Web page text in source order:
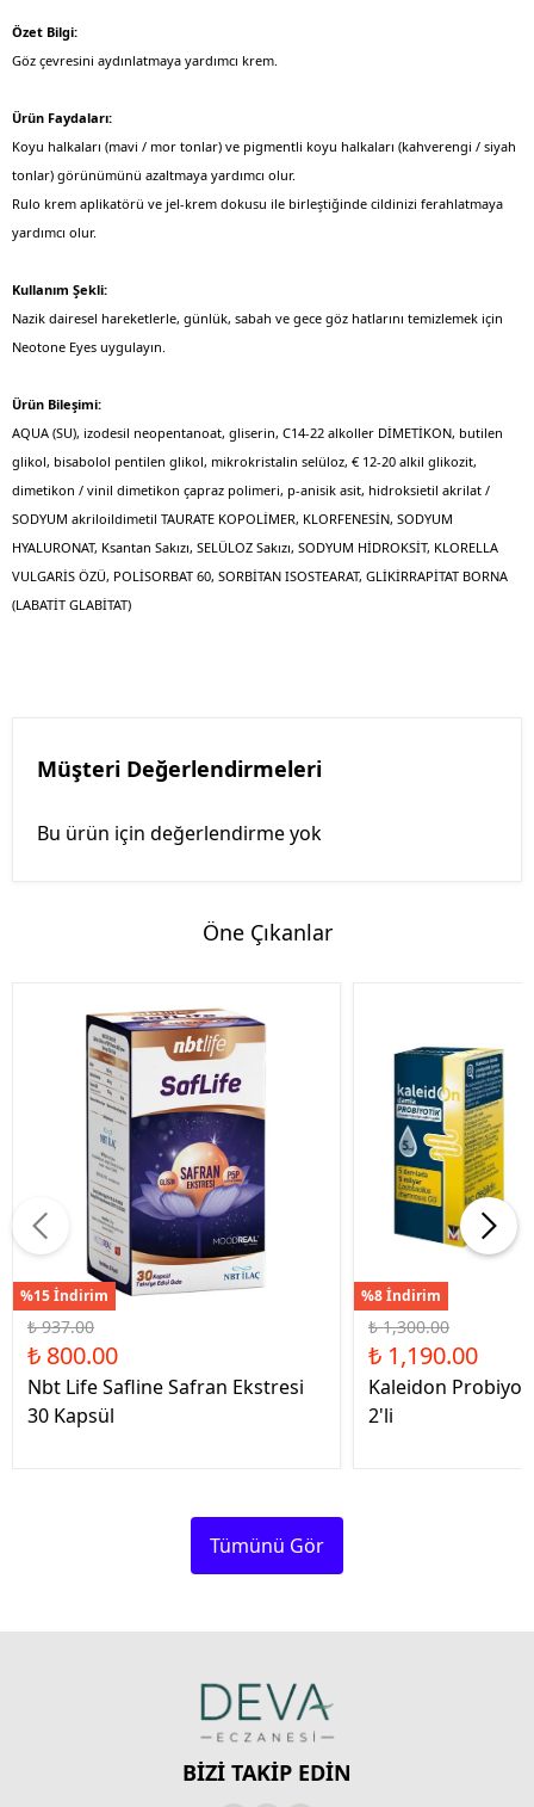
Özet Bilgi:
Göz çevresini aydınlatmaya yardımcı krem.
Ürün Faydaları:
Koyu halkaları (mavi / mor tonlar) ve pigmentli koyu halkaları (kahverengi / siyah
tonlar) görünümünü azaltmaya yardımcı olur.
Rulo krem ​​aplikatörü ve jel-krem dokusu ile birleştiğinde cildinizi ferahlatmaya
yardımcı olur.
Kullanım Şekli:
Nazik dairesel hareketlerle, günlük, sabah ve gece göz hatlarını temizlemek için
Neotone Eyes uygulayın.
Ürün Bileşimi:
AQUA (SU), izodesil neopentanoat, gliserin, C14-22 alkoller DİMETİKON, butilen
glikol, bisabolol pentilen glikol, mikrokristalin selüloz, € 12-20 alkil glikozit,
dimetikon / vinil dimetikon çapraz polimeri, p-anisik asit, hidroksietil akrilat /
SODYUM akriloildimetil TAURATE KOPOLİMER, KLORFENESİN, SODYUM
HYALURONAT, Ksantan Sakızı, SELÜLOZ Sakızı, SODYUM HİDROKSİT, KLORELLA
VULGARİS ÖZÜ, POLİSORBAT 60, SORBİTAN ISOSTEARAT, GLİKİRRAPİTAT BORNA
(LABATİT GLABİTAT)
Müşteri Değerlendirmeleri
Bu ürün için değerlendirme yok
Öne Çıkanlar
%15 İndirim
₺ 937.00
₺ 800.00
Nbt Life Safline Safran Ekstresi
30 Kapsül
%8 İndirim
₺ 1,300.00
₺ 1,190.00
Kaleidon
2'li
Tümünü Gör
BİZİ TAKİP EDİN